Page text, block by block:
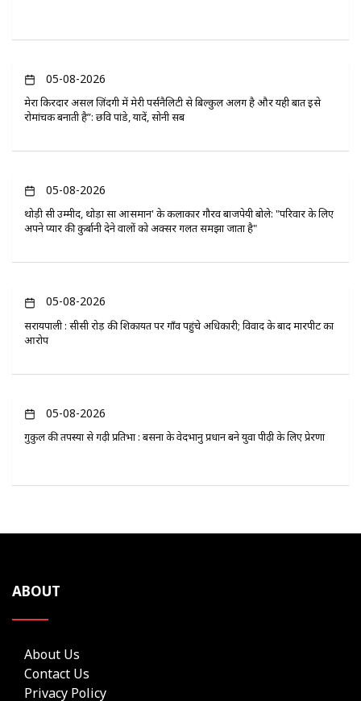
05-08-2026
मेरा किरदार असल ज़िंदगी में मेरी पर्सनैलिटी से बिल्कुल अलग है और यही बात इसे
रोमांचक बनाती है”: छवि पांडे, यादें, सोनी सब
05-08-2026
थोड़ी सी उम्मीद, थोड़ा सा आसमान' के कलाकार गौरव बाजपेयी बोले: "परिवार के लिए
अपने प्यार की कुर्बानी देने वालों को अक्सर गलत समझा जाता है"
05-08-2026
सरायपाली : सीसी रोड़ की शिकायत पर गाँव पहुंचे अधिकारी; विवाद के बाद मारपीट का
आरोप
05-08-2026
गुरुकुल की तपस्या से गढ़ी प्रतिभा : बसना के वेदभानु प्रधान बने युवा पीढ़ी के लिए प्रेरणा
ABOUT
About Us
Contact Us
Privacy Policy